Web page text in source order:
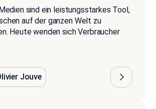
sind ein leistungsstarkes Tool,
auf der ganzen Welt zu
Heute wenden sich Verbraucher
Jouve